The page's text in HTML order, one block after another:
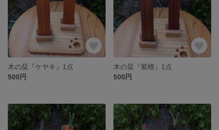
木の栞『ケヤキ』1点
500円
木の栞『紫檀』1点
500円